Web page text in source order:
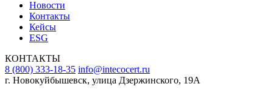
Новости
Контакты
Кейсы
ESG
КОНТАКТЫ
8 (800) 333-18-35 info@intecocert.ru
г. Новокуйбышевск, улица Дзержинского, 19А